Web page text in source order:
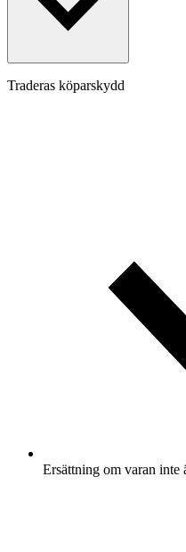
Traderas köparskydd
Ersättning om varan inte